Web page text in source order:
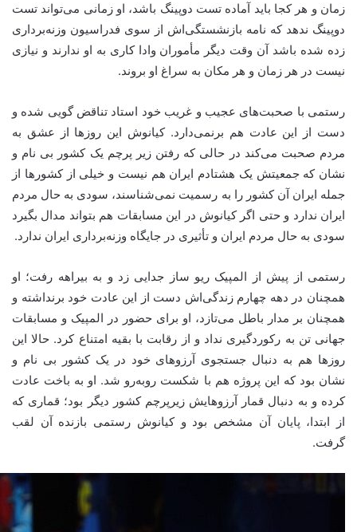
زمان و هر کجا باید آماده تست دوپینگ باشد، او زمانی می‌تواند تست
دوپینگ ندهد که نامه بازنشستگی‌اش از سوی فدراسیون وزنه‌برداری
زده شده باشد آن وقت دیگر مأموران وادا کاری به او ندارند و نیازی
نیست در هر زمان و هر مکان به سراغ او بروند.
رستمی با صحبت‌های عجیب و غریب خود استاد تناقض گویی شده و
دست از این عادت هم برنمی‌دارد. کیانوش این روزها از عشق به
مردم صحبت می‌کند در حالی که رفتن زیر پرچم یک کشور بی نام و
نشان که جمعیتش یک هشتادم ایران هم نیست و خیلی از کشورها از
جمله ایران آن کشور را به رسمیت نمی‌شناسند، سودی به حال مردم
ایران ندارد و حتی اگر کیانوش در این مسابقات هم بتواند مدال بگیرد
سودی به حال مردم ایران و تأثیری در جایگاه وزنه‌برداری ایران ندارد.
رستمی از پیش از المپیک ریو ساز جدایی زد و به بیراهه رفت؛ او
همچنان در دهه چهارم زندگی‌اش دست از این عادت خود برنداشته و
همچنان بر مدار باطل می‌تازد، او برای حضور در المپیک و مسابقات
جهانی تن به رکوردگیری نداد و از رقابت با بقیه امتناع کرد. حالا این
روزها هم به دنبال جستجوی آرزوهای خود در یک کشور بی نام و
نشان بود که این پروژه هم با شکست روبه‌رو شد. او به باخت عادت
کرده و به دنبال قمار آرزوهایش زیرپرچم کشور دیگر بود؛ قماری که
از ابتدا، پایان آن مشخص بود و کیانوش رستمی بازنده آن لقب
گرفت.